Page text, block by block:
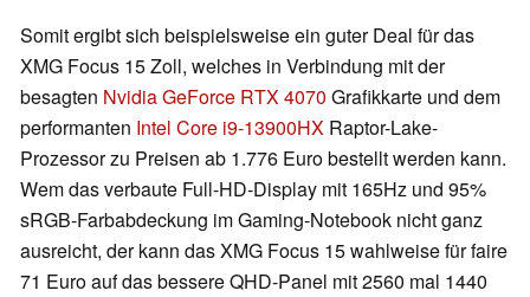
Somit ergibt sich beispielsweise ein guter Deal für das
XMG Focus 15 Zoll, welches in Verbindung mit der
besagten Nvidia GeForce RTX 4070 Grafikkarte und dem
performanten Intel Core i9-13900HX Raptor-Lake-
Prozessor zu Preisen ab 1.776 Euro bestellt werden kann.
Wem das verbaute Full-HD-Display mit 165Hz und 95%
sRGB-Farbabdeckung im Gaming-Notebook nicht ganz
ausreicht, der kann das XMG Focus 15 wahlweise für faire
71 Euro auf das bessere QHD-Panel mit 2560 mal 1440